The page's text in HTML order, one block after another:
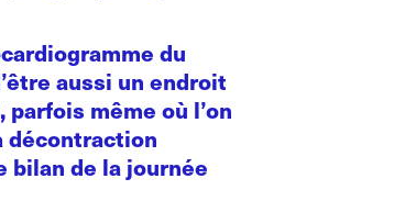
du
aussi un endroit
parfois même où l’on
décontraction
bilan de la journée